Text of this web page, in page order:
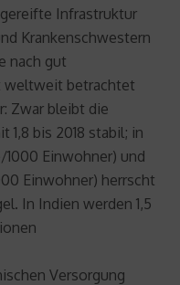
Infrastruktur
Krankenschwestern
nach gut
weltweit betrachtet
Zwar bleibt die
1,8 bis 2018 stabil; in
1000 Einwohner) und
Einwohner) herrscht
In Indien werden 1,5
Versorgung